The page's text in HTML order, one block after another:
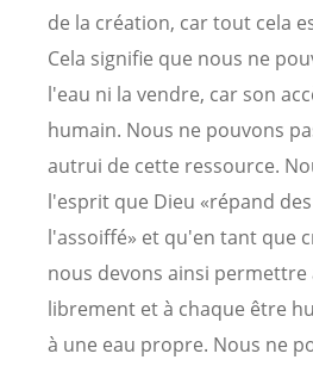
de la création, car tout cela
Cela signifie que nous ne
l'eau ni la vendre, car son
humain. Nous ne pouvons
autrui de cette ressource.
l'esprit que Dieu «répand
l'assoiffé» et qu'en tant que
nous devons ainsi permettre
librement et à chaque être
à une eau propre. Nous ne